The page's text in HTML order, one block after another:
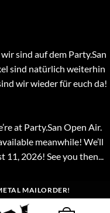
sind auf dem Party.San
sind natürlich weiterhin
wir wieder für euch da!
at Party.San Open Air.
meanwhile! We’ll
11, 2026! See you then...
MAILORDER!